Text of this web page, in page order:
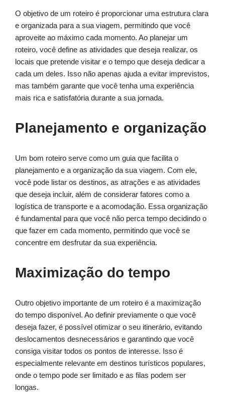
O objetivo de um roteiro é proporcionar uma estrutura clara
e organizada para a sua viagem, permitindo que você
aproveite ao máximo cada momento. Ao planejar um
roteiro, você define as atividades que deseja realizar, os
locais que pretende visitar e o tempo que deseja dedicar a
cada um deles. Isso não apenas ajuda a evitar imprevistos,
mas também garante que você tenha uma experiência
mais rica e satisfatória durante a sua jornada.
Planejamento e organização
Um bom roteiro serve como um guia que facilita o
planejamento e a organização da sua viagem. Com ele,
você pode listar os destinos, as atrações e as atividades
que deseja incluir, além de considerar fatores como a
logística de transporte e a acomodação. Essa organização
é fundamental para que você não perca tempo decidindo o
que fazer em cada momento, permitindo que você se
concentre em desfrutar da sua experiência.
Maximização do tempo
Outro objetivo importante de um roteiro é a maximização
do tempo disponível. Ao definir previamente o que você
deseja fazer, é possível otimizar o seu itinerário, evitando
deslocamentos desnecessários e garantindo que você
consiga visitar todos os pontos de interesse. Isso é
especialmente relevante em destinos turísticos populares,
onde o tempo pode ser limitado e as filas podem ser
longas.